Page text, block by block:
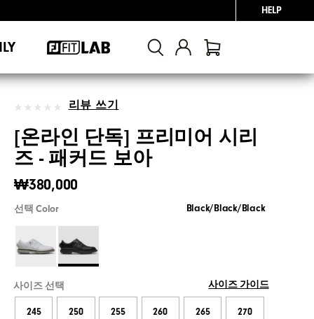
HELP
리뷰 쓰기
[온라인 단독] 프리미어 시리
즈 - 패커드 보아
₩380,000
선택 Color Black/Black/Black
사이즈 선택 사이즈 가이드
245 250 255 260 265 270